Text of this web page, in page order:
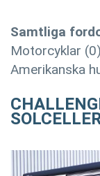
Samtliga
Motorcyklar (0)
Amerikanska